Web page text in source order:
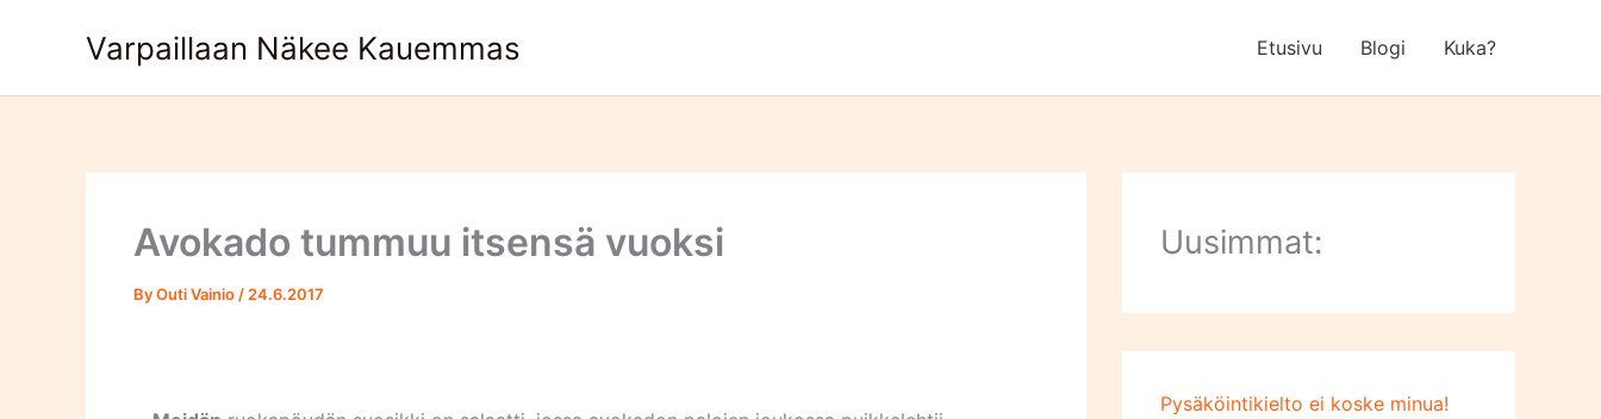
Varpaillaan Näkee Kauemmas Etusivu Blogi Kuka?
Avokado tummuu itsensä vuoksi
ByOuti Vainio / 24.6.2017
Uusimmat:
Pysäköintikielto ei koske minua!